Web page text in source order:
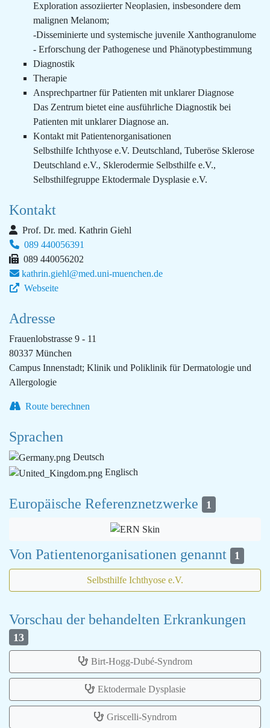
Exploration assoziierter Neoplasien, insbesondere dem
malignen Melanom;
-Disseminierte und systemische juvenile Xanthogranulome
- Erforschung der Pathogenese und Phänotypbestimmung
Diagnostik
Therapie
Ansprechpartner für Patienten mit unklarer Diagnose
Das Zentrum bietet eine ausführliche Diagnostik bei
Patienten mit unklarer Diagnose an.
Kontakt mit Patientenorganisationen
Selbsthilfe Ichthyose e.V. Deutschland, Tuberöse Sklerose
Deutschland e.V., Sklerodermie Selbsthilfe e.V.,
Selbsthilfegruppe Ektodermale Dysplasie e.V.
Kontakt
Prof. Dr. med. Kathrin Giehl
089 440056391
089 440056202
kathrin.giehl@med.uni-muenchen.de
Webseite
Adresse
Frauenlobstrasse 9 - 11
80337 München
Campus Innenstadt; Klinik und Poliklinik für Dermatologie und
Allergologie
Route berechnen
Sprachen
Deutsch
Englisch
Europäische Referenznetzwerke 1
Von Patientenorganisationen genannt 1
Selbsthilfe Ichthyose e.V.
Vorschau der behandelten Erkrankungen
13
Birt-Hogg-Dubé-Syndrom
Ektodermale Dysplasie
Griscelli-Syndrom